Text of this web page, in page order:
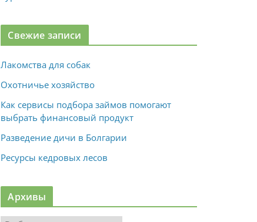
Свежие записи
Лакомства для собак
Охотничье хозяйство
Как сервисы подбора займов помогают
выбрать финансовый продукт
Разведение дичи в Болгарии
Ресурсы кедровых лесов
Архивы